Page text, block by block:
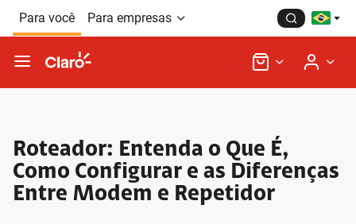
Ir para o Corpo do
Ir para o Cabeçalho do
site
Ir para o Rodapé do
Para você Para empresas
Roteador: Entenda o Que É,
Como Configurar e as Diferenças
Entre Modem e Repetidor